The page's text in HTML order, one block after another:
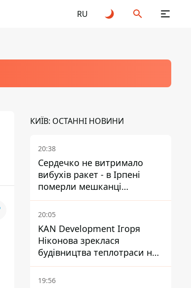
RU
КИЇВ: ОСТАННІ НОВИНИ
20:38
Сердечко не витримало
вибухів ракет - в Ірпені
померли мешканці
притулку для собак з
інвалідністю
20:05
KAN Development Ігоря
Ніконова зреклася
будівництва теплотраси на
Теремках
19:56